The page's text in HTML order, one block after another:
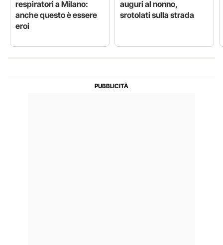
respiratori a Milano:
anche questo è essere
eroi
auguri al nonno,
srotolati sulla strada